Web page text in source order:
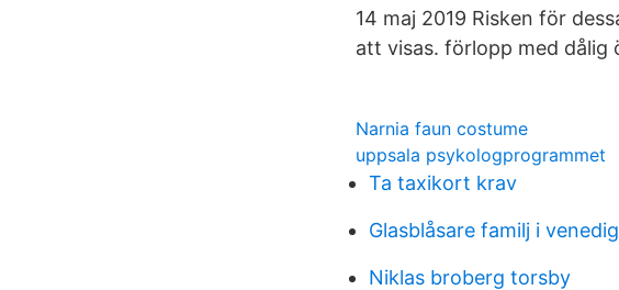
14 maj 2019 Risken för
att visas. förlopp med dålig
Narnia faun costume
uppsala psykologprogrammet
Ta taxikort krav
Glasblåsare familj i venedig
Niklas broberg torsby